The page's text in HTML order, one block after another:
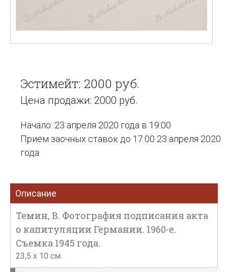
Эстимейт: 2000 руб.
Цена продажи: 2000 руб.
Начало: 23 апреля 2020 года в 19:00
Прием заочных ставок до 17:00 23 апреля 2020
года
Описание
Темин, В. Фотография подписания акта
о капитуляции Германии. 1960-е.
Съемка 1945 года.
23,5 x 10 см.